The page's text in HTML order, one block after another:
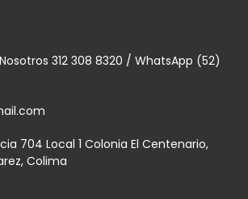
312 308 8320 / WhatsApp (52)
704 Local 1 Colonia El Centenario,
Colima